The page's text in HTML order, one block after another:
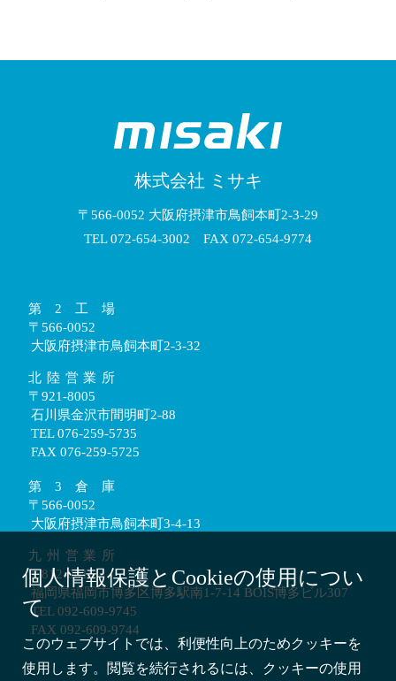
株式会社 ミサキ
〒566-0052 大阪府摂津市鳥飼本町2-3-29
TEL 072-654-3002 FAX 072-654-9774
第2工場
〒566-0052
大阪府摂津市鳥飼本町2-3-32
北陸営業所
〒921-8005
石川県金沢市間明町2-88
TEL 076-259-5735
FAX 076-259-5725
第3倉庫
〒566-0052
大阪府摂津市鳥飼本町3-4-13
九州営業所
〒812-0016
福岡県福岡市博多区博多駅南1-7-14 BOIS博多ビル307
TEL 092-609-9745
FAX 092-609-9744
個人情報保護とCookieの使用につい
て
このウェブサイトでは、利便性向上のためクッキーを
使用します。閲覧を続行されるには、クッキーの使用